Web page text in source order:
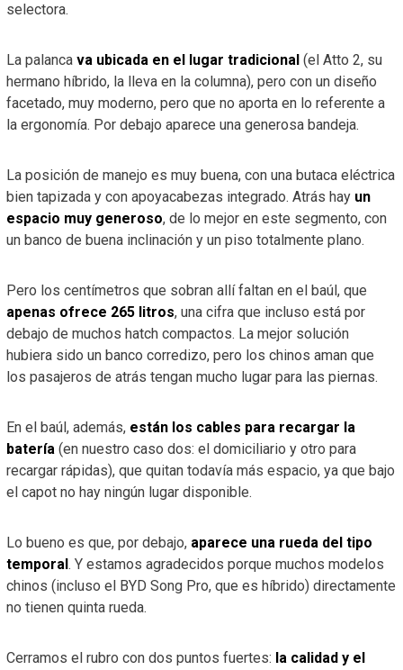
selectora.
La palanca va ubicada en el lugar tradicional (el Atto 2, su
hermano híbrido, la lleva en la columna), pero con un diseño
facetado, muy moderno, pero que no aporta en lo referente a
la ergonomía. Por debajo aparece una generosa bandeja.
La posición de manejo es muy buena, con una butaca eléctrica
bien tapizada y con apoyacabezas integrado. Atrás hay un
espacio muy generoso, de lo mejor en este segmento, con
un banco de buena inclinación y un piso totalmente plano.
Pero los centímetros que sobran allí faltan en el baúl, que
apenas ofrece 265 litros, una cifra que incluso está por
debajo de muchos hatch compactos. La mejor solución
hubiera sido un banco corredizo, pero los chinos aman que
los pasajeros de atrás tengan mucho lugar para las piernas.
En el baúl, además, están los cables para recargar la
batería(en nuestro caso dos: el domiciliario y otro para
recargar rápidas), que quitan todavía más espacio, ya que bajo
el capot no hay ningún lugar disponible.
Lo bueno es que, por debajo, aparece una rueda del tipo
temporal . Y estamos agradecidos porque muchos modelos
chinos (incluso el BYD Song Pro, que es híbrido) directamente
no tienen quinta rueda.
Cerramos el rubro con dos puntos fuertes: la calidad y el